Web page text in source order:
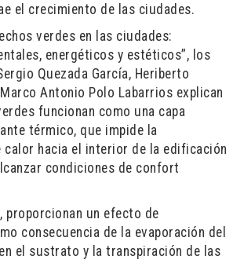
el crecimiento de las ciudades.
verdes en las ciudades:
energéticos y estéticos”, los
Quezada García, Heriberto
Antonio Polo Labarrios explican
funcionan como una capa
térmico, que impide la
calor hacia el interior de la edificación
condiciones de confort
proporcionan un efecto de
consecuencia de la evaporación del
el sustrato y la transpiración de las